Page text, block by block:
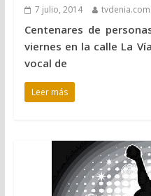
7 julio, 2014 tvdenia.com
Centenares de
viernes en la calle La
vocal de
Leer más